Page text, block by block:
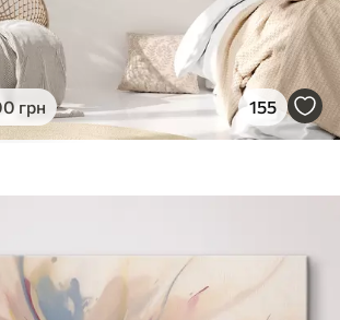
грн 155